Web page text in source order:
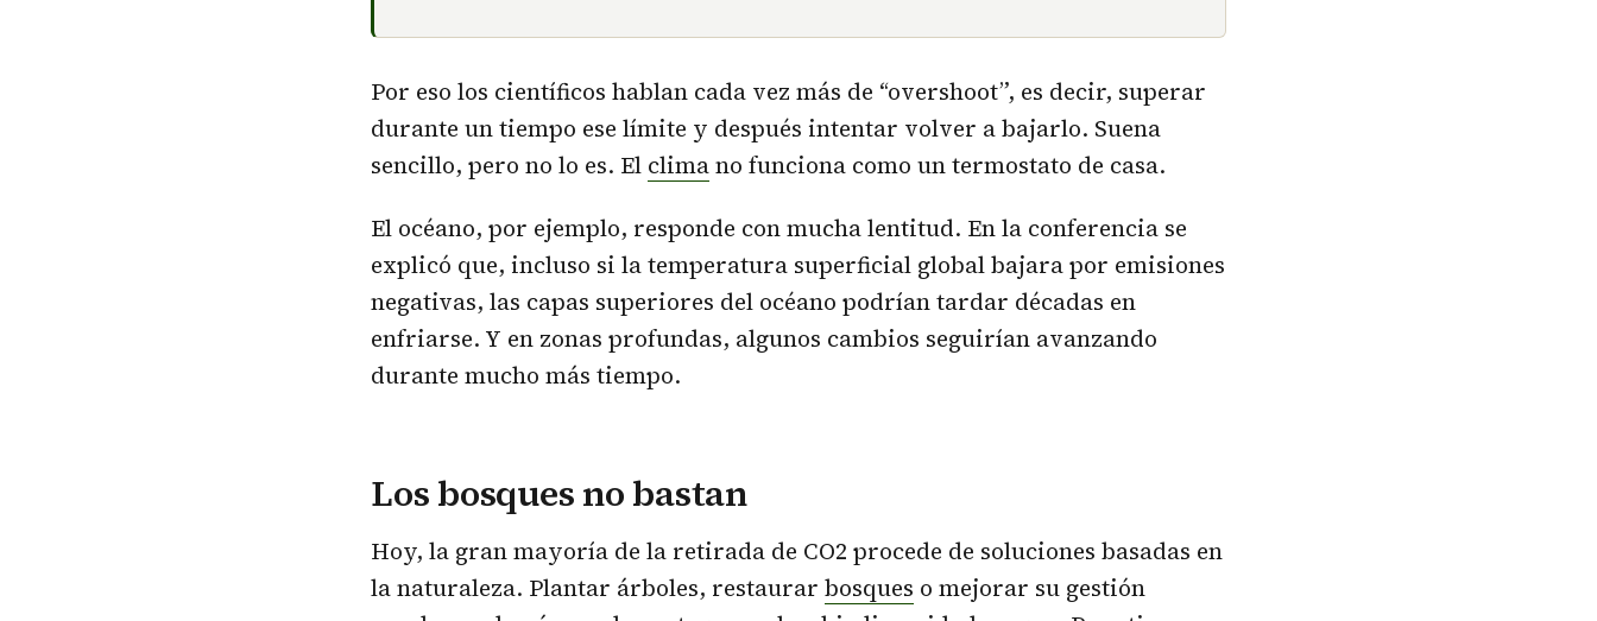
Por eso los científicos hablan cada vez más de “overshoot”, es decir, superar
durante un tiempo ese límite y después intentar volver a bajarlo. Suena
sencillo, pero no lo es. El climano funciona como un termostato de casa.
El océano, por ejemplo, responde con mucha lentitud. En la conferencia se
explicó que, incluso si la temperatura superficial global bajara por emisiones
negativas, las capas superiores del océano podrían tardar décadas en
enfriarse. Y en zonas profundas, algunos cambios seguirían avanzando
durante mucho más tiempo.
Los bosques no bastan
Hoy, la gran mayoría de la retirada de CO2 procede de soluciones basadas en
la naturaleza. Plantar árboles, restaurar bosques o mejorar su gestión